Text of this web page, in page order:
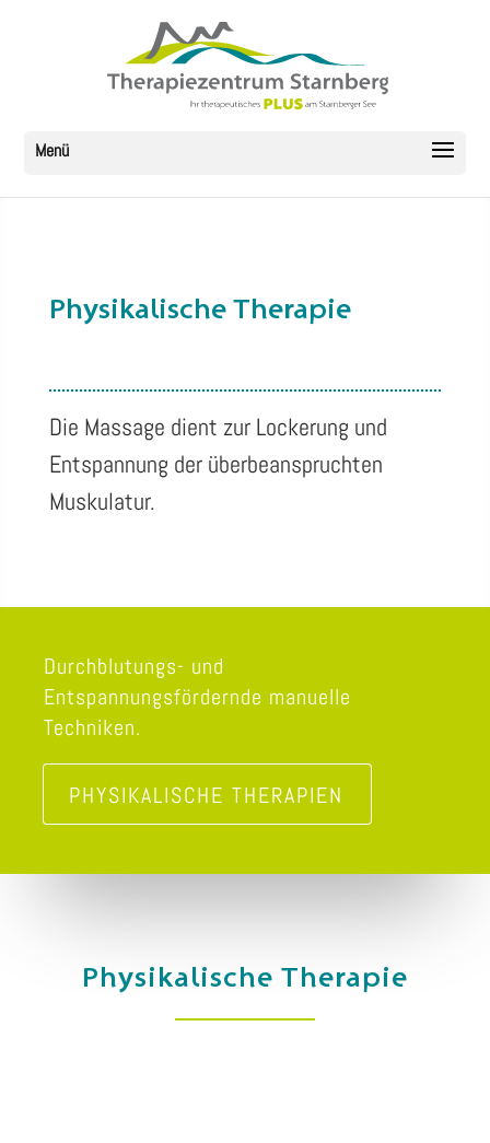
Physikalische Therapie
Die Massage dient zur Lockerung und
Entspannung der überbeanspruchten
Muskulatur.
Durchblutungs- und
Entspannungsfördernde manuelle
Techniken.
PHYSIKALISCHE THERAPIEN
Physikalische Therapie